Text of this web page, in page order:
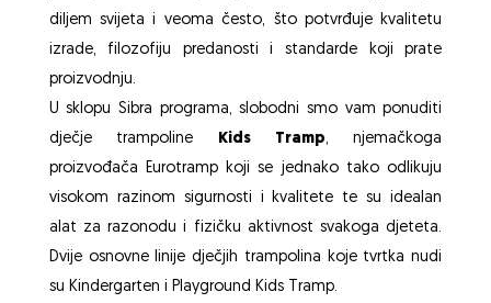
diljem svijeta i veoma često, što potvrđuje kvalitetu
izrade, filozofiju predanosti i standarde koji prate
proizvodnju.
U sklopu Sibra programa, slobodni smo vam ponuditi
dječje trampoline
Kids Tramp, njemačkoga
proizvođača Eurotramp koji se jednako tako odlikuju
visokom razinom sigurnosti i kvalitete te su idealan
alat za razonodu i fizičku aktivnost svakoga djeteta.
Dvije osnovne linije dječjih trampolina koje tvrtka nudi
su Kindergarten i Playground Kids Tramp.